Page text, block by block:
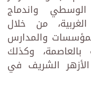
واندماج
من خلال
والمدارس
بالعاصمة، وكذلك
الشريف في